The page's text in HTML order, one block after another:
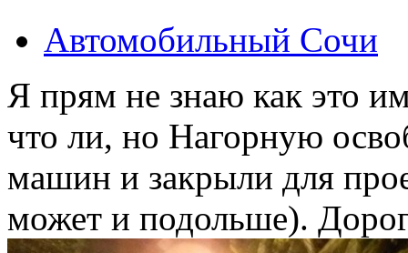
Автомобильный Сочи
Я прям не знаю как это
что ли, но Нагорную
машин и закрыли для
может и подольше).